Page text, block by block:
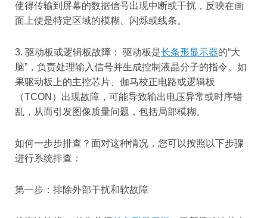
使得传输到屏幕的数据信号出现中断或干扰，反映在画
面上便是特定区域的模糊、闪烁或线条。
3. 驱动板或逻辑板故障： 驱动板是长条形显示器的“大
脑”，负责处理输入信号并生成控制液晶分子的指令。如
果驱动板上的主控芯片、伽马校正电路或逻辑板
（TCON）出现故障，可能导致输出电压异常或时序错
乱，从而引发图像质量问题，包括局部模糊。
如何一步步排查？面对这种情况，您可以按照以下步骤
进行系统排查：
第一步：排除外部干扰和软故障